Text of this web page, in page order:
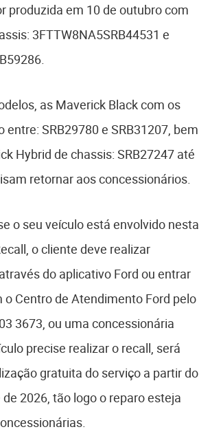
produzida em 10 de outubro com
3FTTW8NA5SRB44531 e
as Maverick Black com os
entre: SRB29780 e SRB31207, bem
Hybrid de chassis: SRB27247 até
retornar aos concessionários.
o seu veículo está envolvido nesta
o cliente deve realizar
do aplicativo Ford ou entrar
Centro de Atendimento Ford pelo
3673, ou uma concessionária
precise realizar o recall, será
gratuita do serviço a partir do
2026, tão logo o reparo esteja